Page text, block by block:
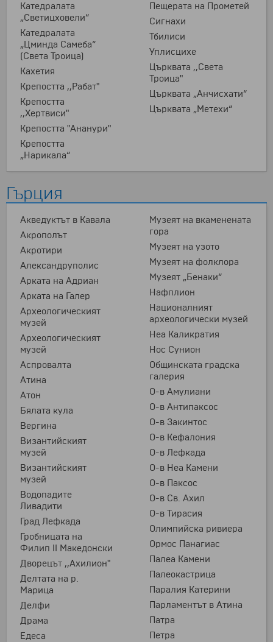
Катедралата
„Светицховели“
Катедралата
„Цминда Самеба“
(Света Троица)
Кахетия
Крепостта ,,Рабат"
Крепостта
,,Хертвиси"
Крепостта "Ананури"
Крепостта
„Нарикала“
Пещерата на Прометей
Сигнахи
Тбилиси
Уплисцихе
Църквата ,,Света
Троица"
Църквата „Анчисхати“
Църквата „Метехи“
Гърция
Акведуктът в Кавала
Акрополът
Акротири
Александруполис
Арката на Адриан
Арката на Галер
Археологическият
музей
Археологическият
музей
Аспровалта
Атина
Атон
Бялата кула
Вергина
Византийският
музей
Византийският
музей
Водопадите
Ливадити
Град Лефкада
Гробницата на
Филип II Македонски
Дворецът ,,Ахилион"
Делтата на р.
Марица
Делфи
Драма
Едеса
Музеят на вкаменената
гора
Музеят на узото
Музеят на фолклора
Музеят „Бенаки“
Нафплион
Националният
археологически музей
Неа Каликратия
Нос Сунион
Общинската градска
галерия
О-в Амулиани
О-в Антипаксос
О-в Закинтос
О-в Кефалония
О-в Лефкада
О-в Неа Камени
О-в Паксос
О-в Св. Ахил
О-в Тирасия
Олимпийска ривиера
Ормос Панагиас
Палеа Камени
Палеокастрица
Паралия Катерини
Парламентът в Атина
Патра
Петра